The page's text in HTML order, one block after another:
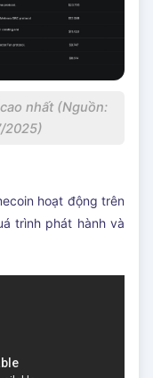
nhất (Nguồn:
2025)
hoạt động trên
trình phát hành và